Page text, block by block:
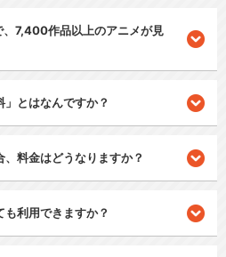
7,400作品以上のアニメが見
」とはなんですか？
料金はどうなりますか？
も利用できますか？